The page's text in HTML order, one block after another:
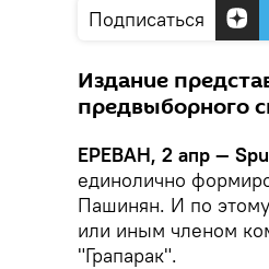
Подписаться
Издание
предвыборного
ЕРЕВАН, 2 апр —
единолично
Пашинян. И по
или иным членом
"Грапарак".